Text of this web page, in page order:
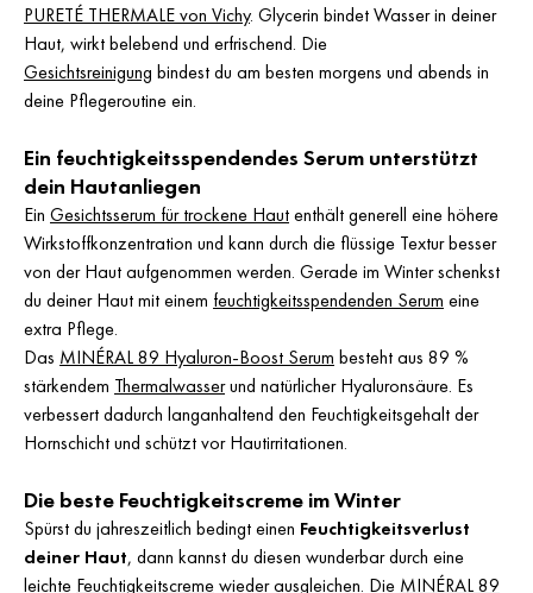
PURETÉ THERMALE von Vichy. Glycerin bindet Wasser in deiner
Haut, wirkt belebend und erfrischend. Die
Gesichtsreinigung bindest du am besten morgens und abends in
deine Pflegeroutine ein.
Ein feuchtigkeitsspendendes Serum unterstützt
dein Hautanliegen
Ein Gesichtsserum für trockene Hautenthält generell eine höhere
Wirkstoffkonzentration und kann durch die flüssige Textur besser
von der Haut aufgenommen werden. Gerade im Winter schenkst
du deiner Haut mit einem feuchtigkeitsspendenden Serum eine
extra Pflege.
Das MINÉRAL 89 Hyaluron-Boost Serum besteht aus 89 %
stärkendem Thermalwasserund natürlicher Hyaluronsäure. Es
verbessert dadurch langanhaltend den Feuchtigkeitsgehalt der
Hornschicht und schützt vor Hautirritationen.
Die beste Feuchtigkeitscreme im Winter
Spürst du jahreszeitlich bedingt einen Feuchtigkeitsverlust
deiner Haut, dann kannst du diesen wunderbar durch eine
leichte Feuchtigkeitscremewieder ausgleichen. Die MINÉRAL 89